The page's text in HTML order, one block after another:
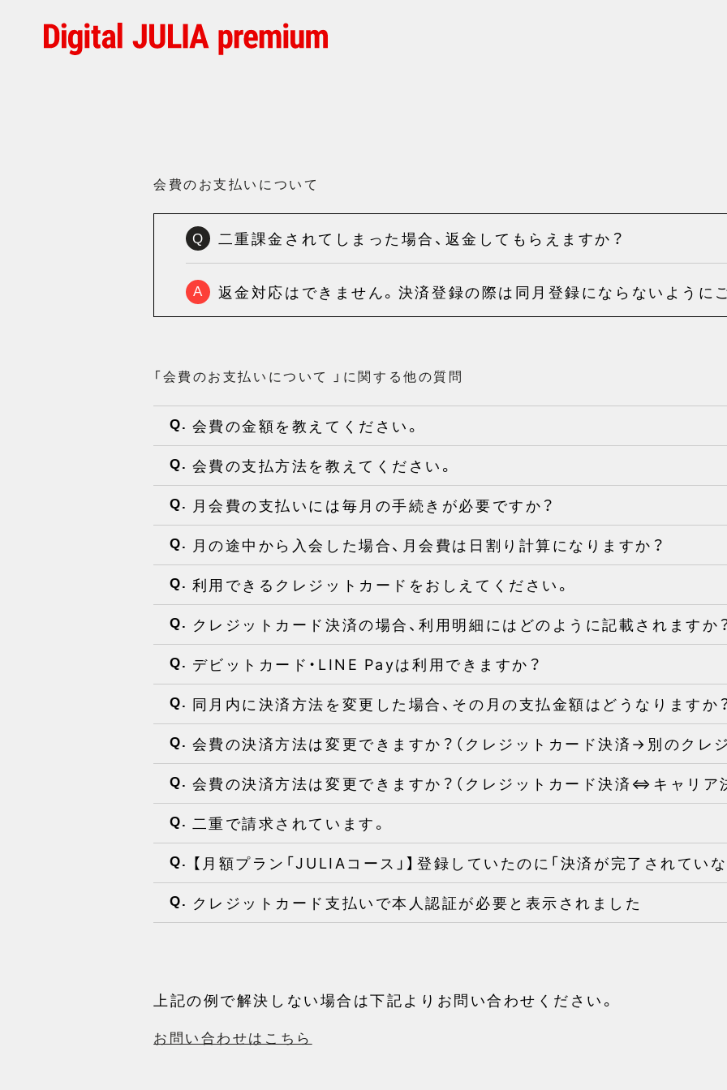
会費のお支払いについて
Q 二重課金されてしまった場合、返金してもらえますか？
A 返金対応はできません。決済登録の際は同月登録にならないように
「会費のお支払いについて 」に関する他の質問
Q. 会費の金額を教えてください。
Q. 会費の支払方法を教えてください。
Q. 月会費の支払いには毎月の手続きが必要ですか？
Q. 月の途中から入会した場合、月会費は日割り計算になりますか？
Q. 利用できるクレジットカードをおしえてください。
Q. クレジットカード決済の場合、利用明細にはどのように記載されますか
Q. デビットカード・LINE Payは利用できますか？
Q. 同月内に決済方法を変更した場合、その月の支払金額はどうなりますか
Q. 会費の決済方法は変更できますか？（クレジットカード決済→別のクレ
Q. 会費の決済方法は変更できますか？（クレジットカード決済⇔キャリア
Q. 二重で請求されています。
Q. 【月額プラン「JULIAコース」】登録していたのに「決済が完了されてい
Q. クレジットカード支払いで本人認証が必要と表示されました
上記の例で解決しない場合は下記よりお問い合わせください。
お問い合わせはこちら